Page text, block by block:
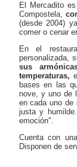
El Mercadito
Compostela,
(desde 2004)
comer o cenar
En el
personalizada,
sus
temperaturas,
bases en las
nove, y uno de
en cada uno de
justa y
emoción".
Cuenta con
Disponen de